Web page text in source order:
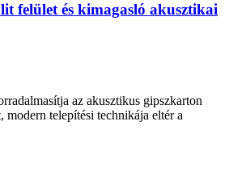
felület és kimagasló akusztikai
az akusztikus gipszkarton
modern telepítési technikája eltér a